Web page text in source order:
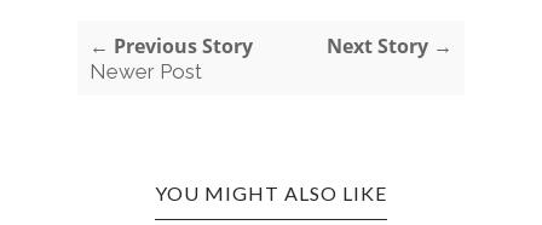
← Previous Story
Newer Post
Next Story →
YOU MIGHT ALSO LIKE